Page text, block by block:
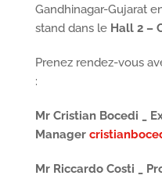
Gandhinagar-Gujarat
stand dans le Hall 2 –
Prenez rendez-vous
:
Mr Cristian Bocedi _
Manager
Mr Riccardo Costi _